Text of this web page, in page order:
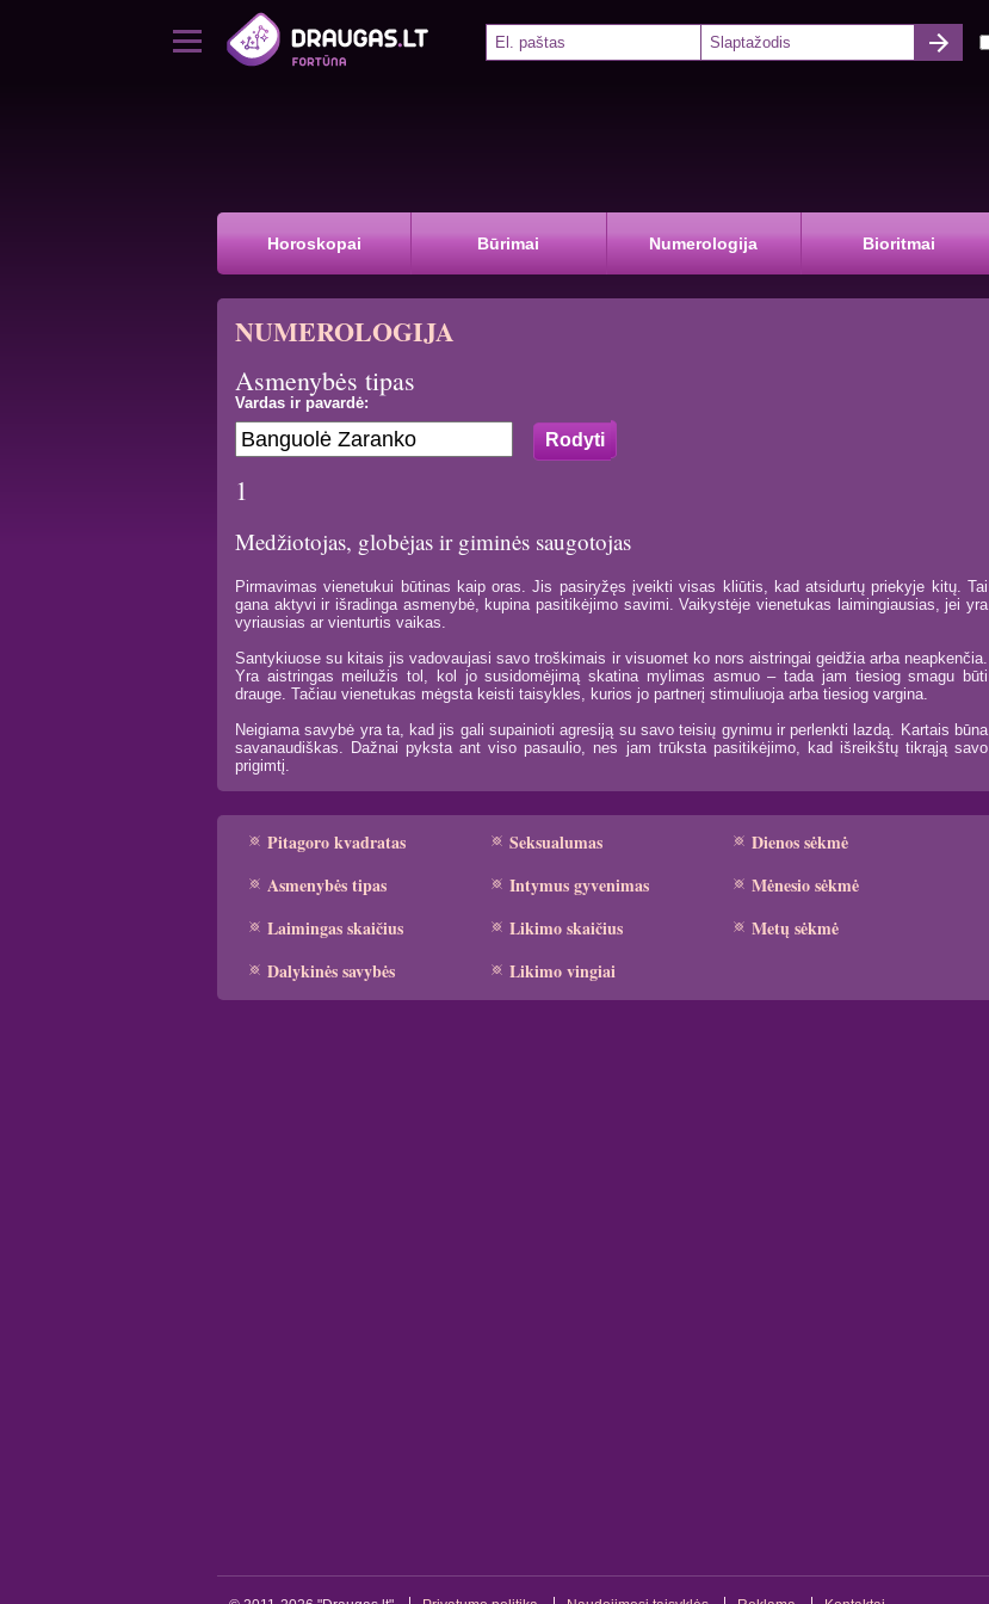
Horoskopai Būrimai Numerologija Bioritmai
NUMEROLOGIJA
Asmenybės tipas
Vardas ir pavardė:
1
Medžiotojas, globėjas ir giminės saugotojas
Pirmavimas vienetukui būtinas kaip oras. Jis pasiryžęs įveikti visas kliūtis, kad atsidurtų priekyje kitų. Tai
gana aktyvi ir išradinga asmenybė, kupina pasitikėjimo savimi. Vaikystėje vienetukas laimingiausias, jei yra
vyriausias ar vienturtis vaikas.
Santykiuose su kitais jis vadovaujasi savo troškimais ir visuomet ko nors aistringai geidžia arba neapkenčia.
Yra aistringas meilužis tol, kol jo susidomėjimą skatina mylimas asmuo – tada jam tiesiog smagu būti
drauge. Tačiau vienetukas mėgsta keisti taisykles, kurios jo partnerį stimuliuoja arba tiesiog vargina.
Neigiama savybė yra ta, kad jis gali supainioti agresiją su savo teisių gynimu ir perlenkti lazdą. Kartais būna
savanaudiškas. Dažnai pyksta ant viso pasaulio, nes jam trūksta pasitikėjimo, kad išreikštų tikrąją savo
prigimtį.
Pitagoro kvadratas
Asmenybės tipas
Laimingas skaičius
Dalykinės savybės
Seksualumas
Intymus gyvenimas
Likimo skaičius
Likimo vingiai
Dienos sėkmė
Mėnesio sėkmė
Metų sėkmė